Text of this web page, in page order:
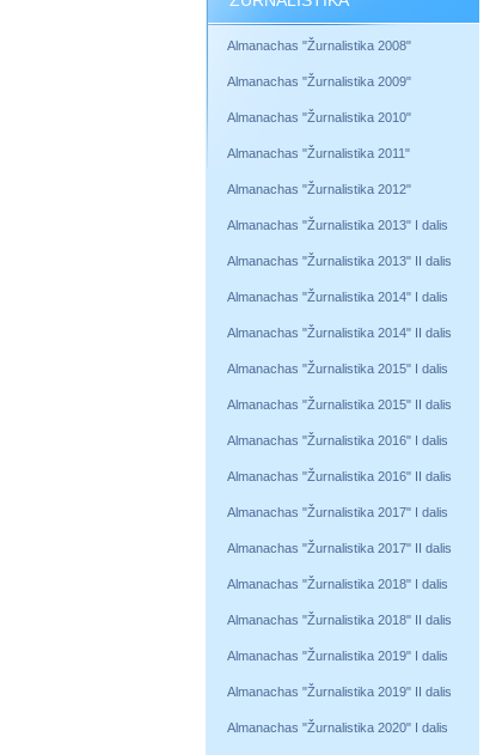
Almanachas "Žurnalistika 2008"
Almanachas "Žurnalistika 2009"
Almanachas "Žurnalistika 2010"
Almanachas "Žurnalistika 2011"
Almanachas "Žurnalistika 2012"
Almanachas "Žurnalistika 2013" I dalis
Almanachas "Žurnalistika 2013" II dalis
Almanachas "Žurnalistika 2014" I dalis
Almanachas "Žurnalistika 2014" II dalis
Almanachas "Žurnalistika 2015" I dalis
Almanachas "Žurnalistika 2015" II dalis
Almanachas "Žurnalistika 2016" I dalis
Almanachas "Žurnalistika 2016" II dalis
Almanachas "Žurnalistika 2017" I dalis
Almanachas "Žurnalistika 2017" II dalis
Almanachas "Žurnalistika 2018" I dalis
Almanachas "Žurnalistika 2018" II dalis
Almanachas "Žurnalistika 2019" I dalis
Almanachas "Žurnalistika 2019" II dalis
Almanachas "Žurnalistika 2020" I dalis